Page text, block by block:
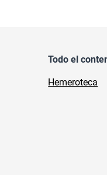
Todo el
Hemeroteca